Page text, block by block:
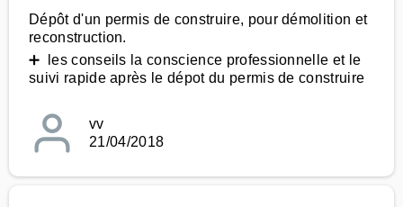
Dépôt d'un permis de construire, pour démolition et
reconstruction.
➕ les conseils la conscience professionnelle et le
suivi rapide après le dépot du permis de construire
vv
21/04/2018